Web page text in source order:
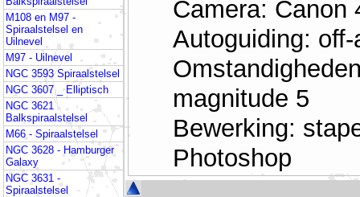
M108 en M97 -
Spiraalstelsel en
Uilnevel
M97 - Uilnevel
NGC 3593 Spiraalstelsel
NGC 3607 _ Elliptisch
NGC 3621
Balkspiraalstelsel
M66 - Spiraalstelsel
NGC 3628 - Hamburger
Galaxy
NGC 3631 -
Spiraalstelsel
Camera: Canon
Autoguiding:
magnitude 5
Bewerking:
Photoshop